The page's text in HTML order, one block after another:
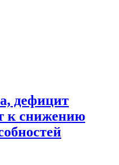
дефицит
к снижению